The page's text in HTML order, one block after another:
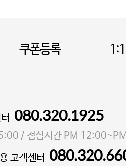
쿠폰등록
| 개인정보관리책임자 김상현
마포구 마포대로4다길 41 마포
호 2023-서울마포-3931호
080.320.1925
/ 점심시간 PM
고객센터